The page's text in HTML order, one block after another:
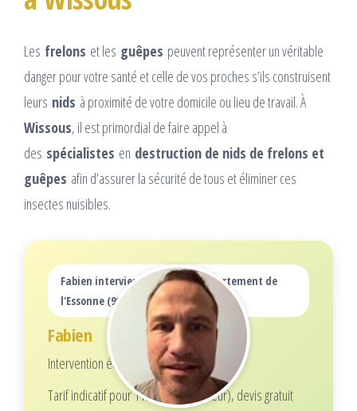
Les frelons et les guêpes peuvent représenter un véritable
danger pour votre santé et celle de vos proches s’ils construisent
leurs nids à proximité de votre domicile ou lieu de travail. À
Wissous, il est primordial de faire appel à
des spécialistes en destruction de nids de frelons et
guêpes afin d’assurer la sécurité de tous et éliminer ces
insectes nuisibles.
Fabien intervient sur tout le département de
l'Essonne (91)
Fabien
Intervention écoresponsable
Tarif indicatif pour 1 nid (selon hauteur), devis gratuit